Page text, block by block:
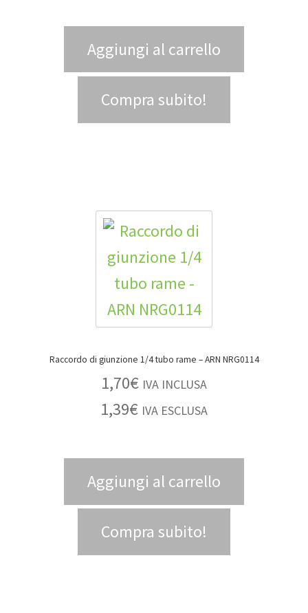
Aggiungi al carrello
Compra subito!
Raccordo di giunzione 1/4 tubo rame – ARN NRG0114
1,70€ IVA INCLUSA
1,39€ IVA ESCLUSA
Aggiungi al carrello
Compra subito!